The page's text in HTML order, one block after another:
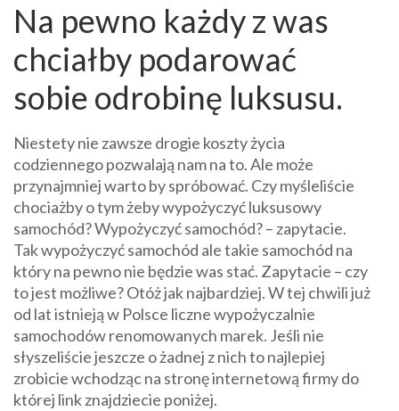
Na pewno każdy z was
chciałby podarować
sobie odrobinę luksusu.
Niestety nie zawsze drogie koszty życia
codziennego pozwalają nam na to. Ale może
przynajmniej warto by spróbować. Czy myśleliście
chociażby o tym żeby wypożyczyć luksusowy
samochód? Wypożyczyć samochód? – zapytacie.
Tak wypożyczyć samochód ale takie samochód na
który na pewno nie będzie was stać. Zapytacie – czy
to jest możliwe? Otóż jak najbardziej. W tej chwili już
od lat istnieją w Polsce liczne wypożyczalnie
samochodów renomowanych marek. Jeśli nie
słyszeliście jeszcze o żadnej z nich to najlepiej
zrobicie wchodząc na stronę internetową firmy do
której link znajdziecie poniżej.